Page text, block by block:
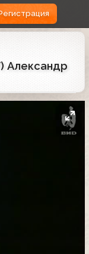
Александр